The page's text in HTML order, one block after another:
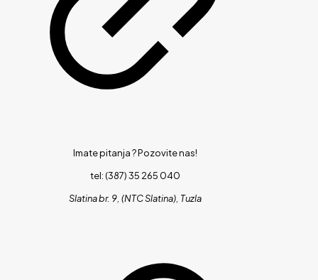
Imate pitanja ?Pozovite nas!
tel: (387) 35 265 040
Slatina br. 9, (NTC Slatina), Tuzla